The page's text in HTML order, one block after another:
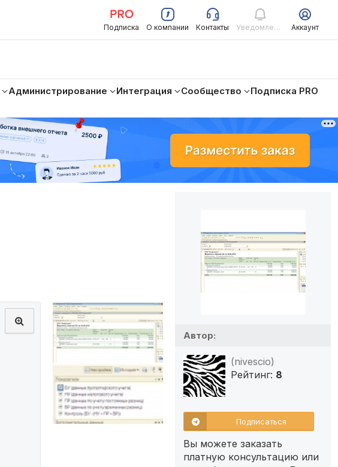
Подписка О компании Контакты Уведомления Аккаунт
Администрирование Интеграция Сообщество
Подписка PRO
Автор:
(nivescio)
Рейтинг: 8
Подписаться
Вы можете заказать
платную консультацию или